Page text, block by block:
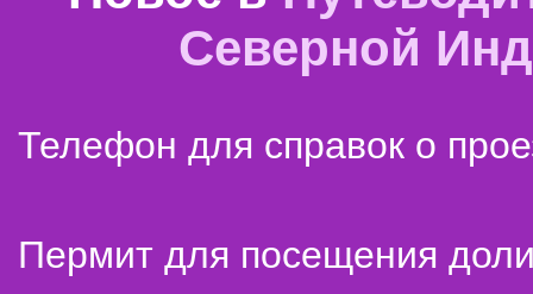
Северной
Телефон для справок о
Пермит для посещения